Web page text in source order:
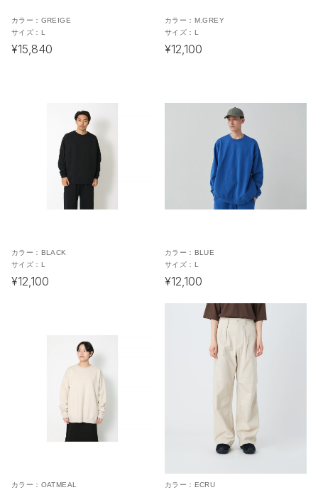
カラー： GREIGE
サイズ： L
¥15,840
カラー： M.GREY
サイズ： L
¥12,100
カラー： BLACK
サイズ： L
¥12,100
カラー： BLUE
サイズ： L
¥12,100
カラー： OATMEAL カラー： ECRU